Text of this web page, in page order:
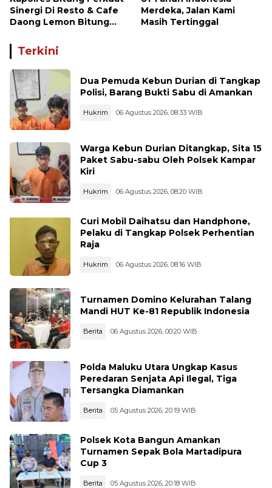
Sinergi Di Resto & Cafe
Daong Lemon Bitung
Merdeka, Jalan Kami
Masih Tertinggal
Terkini
Dua Pemuda Kebun Durian di Tangkap
Polisi, Barang Bukti Sabu di Amankan
Hukrim 06 Agustus 2026, 08:33 WIB
Warga Kebun Durian Ditangkap, Sita 15
Paket Sabu-sabu Oleh Polsek Kampar
Kiri
Hukrim 06 Agustus 2026, 08:20 WIB
Curi Mobil Daihatsu dan Handphone,
Pelaku di Tangkap Polsek Perhentian
Raja
Hukrim 06 Agustus 2026, 08:16 WIB
Turnamen Domino Kelurahan Talang
Mandi HUT Ke-81 Republik Indonesia
Berita 06 Agustus 2026, 00:20 WIB
Polda Maluku Utara Ungkap Kasus
Peredaran Senjata Api Ilegal, Tiga
Tersangka Diamankan
Berita 05 Agustus 2026, 20:19 WIB
Polsek Kota Bangun Amankan
Turnamen Sepak Bola Martadipura
Cup 3
Berita 05 Agustus 2026, 20:18 WIB